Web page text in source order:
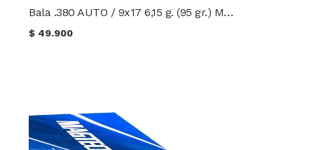
Bala .380 AUTO / 9x17 6,15 g. (95 gr.) Magtech
$ 49.900